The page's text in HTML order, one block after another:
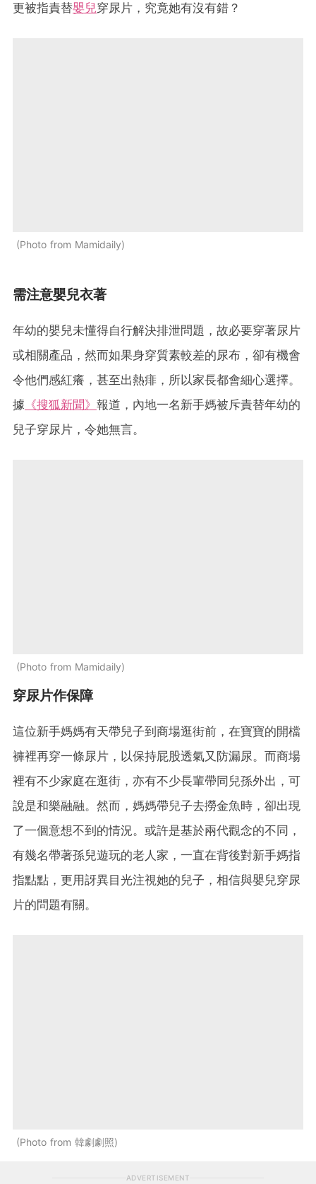
更被指責替嬰兒穿尿片，究竟她有沒有錯？
Photo from Mamidaily
需注意嬰兒衣著
年幼的嬰兒未懂得自行解決排泄問題，故必要穿著尿片
或相關產品，然而如果身穿質素較差的尿布，卻有機會
令他們感紅癢，甚至出熱痱，所以家長都會細心選擇。
據 《搜狐新聞》 報道，內地一名新手媽被斥責替年幼的
兒子穿尿片，令她無言。
Photo from Mamidaily
穿尿片作保障
這位新手媽媽有天帶兒子到商場逛街前，在寶寶的開檔
褲裡再穿一條尿片，以保持屁股透氣又防漏尿。而商場
裡有不少家庭在逛街，亦有不少長輩帶同兒孫外出，可
說是和樂融融。然而，媽媽帶兒子去撈金魚時，卻出現
了一個意想不到的情況。或許是基於兩代觀念的不同，
有幾名帶著孫兒遊玩的老人家，一直在背後對新手媽指
指點點，更用訝異目光注視她的兒子，相信與嬰兒穿尿
片的問題有關。
Photo from 韓劇劇照
ADVERTISEMENT